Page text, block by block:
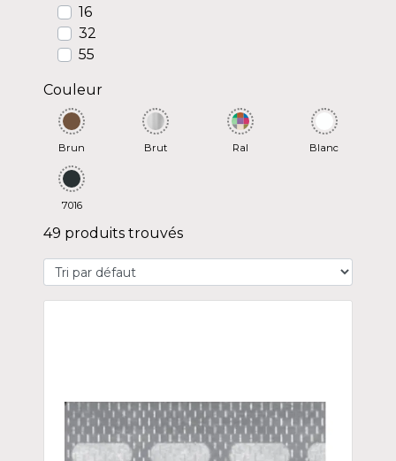
5280
6000
16
32
55
Couleur
Brun Brut Ral Blanc
7016
49 produits trouvés